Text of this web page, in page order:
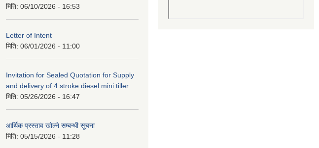
मिति: 06/10/2026 - 16:53
Letter of Intent
मिति: 06/01/2026 - 11:00
Invitation for Sealed Quotation for Supply
and delivery of 4 stroke diesel mini tiller
मिति: 05/26/2026 - 16:47
आर्थिक प्रस्ताव खोल्ने सम्बन्धी सूचना
मिति: 05/15/2026 - 11:28